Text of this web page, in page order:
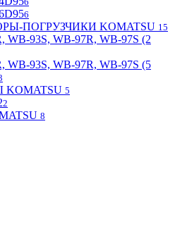
6
ПОГРУЗЧИКИ KOMATSU 15
WB-93S, WB-97R, WB-97S (2
WB-93S, WB-97R, WB-97S (5
5
2
8